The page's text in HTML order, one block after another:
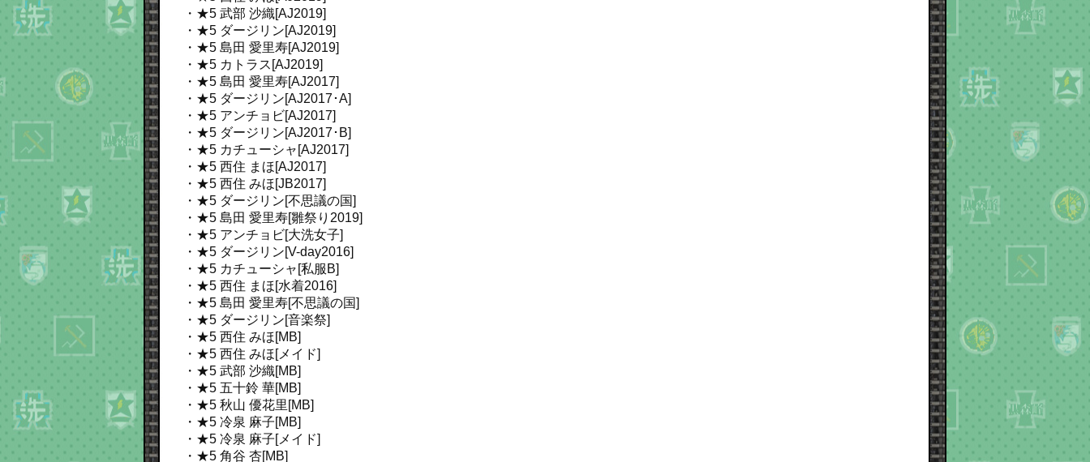
・★5 武部 沙織[AJ2019]
・★5 ダージリン[AJ2019]
・★5 島田 愛里寿[AJ2019]
・★5 カトラス[AJ2019]
・★5 島田 愛里寿[AJ2017]
・★5 ダージリン[AJ2017･A]
・★5 アンチョビ[AJ2017]
・★5 ダージリン[AJ2017･B]
・★5 カチューシャ[AJ2017]
・★5 西住 まほ[AJ2017]
・★5 西住 みほ[JB2017]
・★5 ダージリン[不思議の国]
・★5 島田 愛里寿[雛祭り2019]
・★5 アンチョビ[大洗女子]
・★5 ダージリン[V-day2016]
・★5 カチューシャ[私服B]
・★5 西住 まほ[水着2016]
・★5 島田 愛里寿[不思議の国]
・★5 ダージリン[音楽祭]
・★5 西住 みほ[MB]
・★5 西住 みほ[メイド]
・★5 武部 沙織[MB]
・★5 五十鈴 華[MB]
・★5 秋山 優花里[MB]
・★5 冷泉 麻子[MB]
・★5 冷泉 麻子[メイド]
・★5 角谷 杏[MB]